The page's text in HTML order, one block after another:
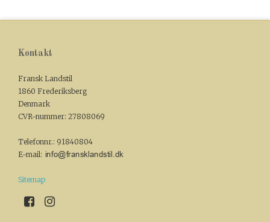
Kontakt
Fransk Landstil
1860 Frederiksberg
Denmark
CVR-nummer: 27808069
Telefonnr.: 91840804
E-mail:
Sitemap